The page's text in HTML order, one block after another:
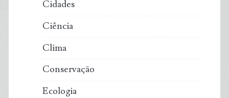
Cidades
Ciência
Clima
Conservação
Ecologia